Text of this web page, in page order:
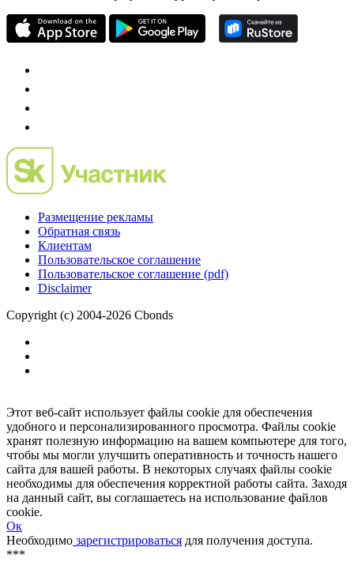
Размещение рекламы
Обратная связь
Клиентам
Пользовательское соглашение
Пользовательское соглашение (pdf)
Disclaimer
Copyright (c) 2004-2026 Cbonds
Этот веб-сайт использует файлы cookie для обеспечения
удобного и персонализированного просмотра. Файлы cookie
хранят полезную информацию на вашем компьютере для того,
чтобы мы могли улучшить оперативность и точность нашего
сайта для вашей работы. В некоторых случаях файлы cookie
необходимы для обеспечения корректной работы сайта. Заходя
на данный сайт, вы соглашаетесь на использование файлов
cookie.
Ок
Необходимо зарегистрироваться для получения доступа.
***